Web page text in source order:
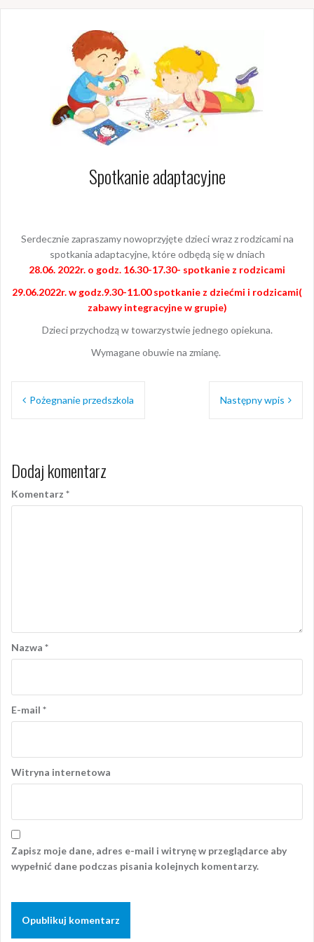
Spotkanie adaptacyjne
Serdecznie zapraszamy nowoprzyjęte dzieci wraz z rodzicami na
spotkania adaptacyjne, które odbędą się w dniach
28.06. 2022r. o godz. 16.30-17.30- spotkanie z rodzicami
29.06.2022r. w godz.9.30-11.00 spotkanie z dziećmi i rodzicami(
zabawy integracyjne w grupie)
Dzieci przychodzą w towarzystwie jednego opiekuna.
Wymagane obuwie na zmianę.
Nawigacja
wpisu
Pożegnanie przedszkola Następny wpis
Dodaj komentarz
Komentarz *
Nazwa *
E-mail *
Witryna internetowa
Zapisz moje dane, adres e-mail i witrynę w przeglądarce aby
wypełnić dane podczas pisania kolejnych komentarzy.